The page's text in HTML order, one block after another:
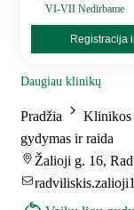
VI-VII Nedirbame
Registracija
Daugiau klinikų
Pradžia Klinikos
gydymas ir raida
Žalioji g. 16,